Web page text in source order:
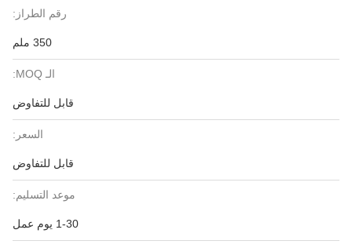
رقم الطراز:
350 ملم
الـ MOQ:
قابل للتفاوض
السعر:
قابل للتفاوض
موعد التسليم:
1-30 يوم عمل